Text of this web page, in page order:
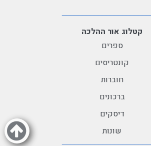
קטלוג אור ההלכה
ספרים
קונטריסים
חוברות
ברכונים
דיסקים
שונות